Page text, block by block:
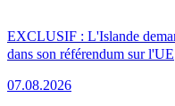
EXCLUSIF : L'Islande
dans son référendum sur l'UE
07.08.2026